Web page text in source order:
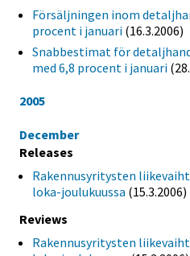
Försäljningen inom
procent i januari (16.3.2006)
Snabbestimat för
med 6,8 procent i januari
2005
December
Releases
Rakennusyritysten
loka-joulukuussa (15.3.2006)
Reviews
Rakennusyritysten